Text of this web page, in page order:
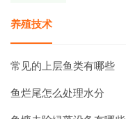
养殖技术
常见的上层鱼类有哪些
鱼烂尾怎么处理水分